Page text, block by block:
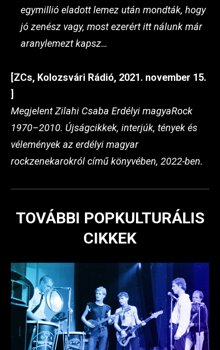
egymillió eladott lemez után mondták, hogy
jó zenész vagy, most ezerért itt nálunk már
aranylemezt kapsz…
[ZCs, Kolozsvári Rádió, 2021. november 15.
]
Megjelent Zilahi Csaba Erdélyi magyaRock
1970–2010. Újságcikkek, interjúk, tények és
vélemények az erdélyi magyar
rockzenekarokról című könyvében, 2022-ben.
TOVÁBBI POPKULTURÁLIS
CIKKEK